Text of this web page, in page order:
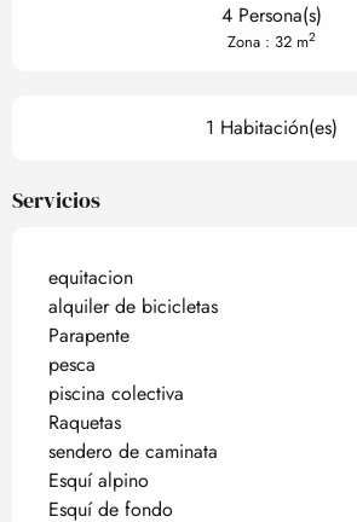
4 Persona(s)
Zona : 32 m2
1 Habitación(es)
Servicios
equitacion
alquiler de bicicletas
Parapente
pesca
piscina colectiva
Raquetas
sendero de caminata
Esquí alpino
Esquí de fondo